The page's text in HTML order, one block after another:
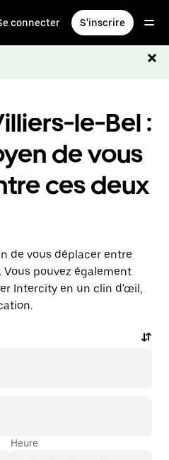
connecter S'inscrire
le-Bel :
de vous
ces deux
de vous déplacer entre
pouvez également
Intercity en un clin d'œil,
Heure